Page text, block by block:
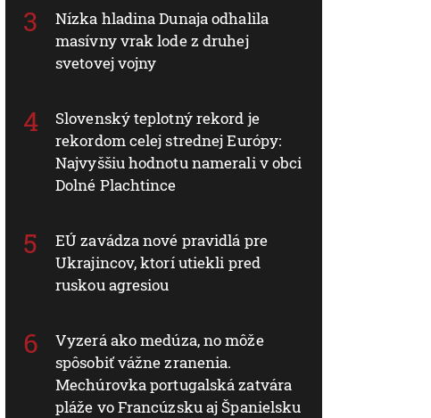
Nízka hladina Dunaja odhalila
masívny vrak lode z druhej
svetovej vojny
Slovenský teplotný rekord je
rekordom celej strednej Európy:
Najvyššiu hodnotu namerali v obci
Dolné Plachtince
EÚ zavádza nové pravidlá pre
Ukrajincov, ktorí utiekli pred
ruskou agresiou
Vyzerá ako medúza, no môže
spôsobiť vážne zranenia.
Mechúrovka portugalská zatvára
pláže vo Francúzsku aj Španielsku